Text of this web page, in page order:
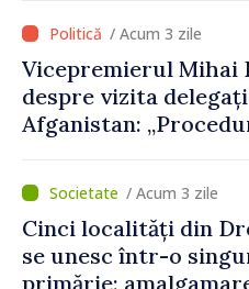
parcursul lunii august
/ Acum 3 zile
Vicepremierul Mihai
despre vizita
Afganistan:
respectate întocmai.
au constatat încălcări
prevederilor legale”
/ Acum 3 zile
Cinci localități din
se unesc într-o
primărie: